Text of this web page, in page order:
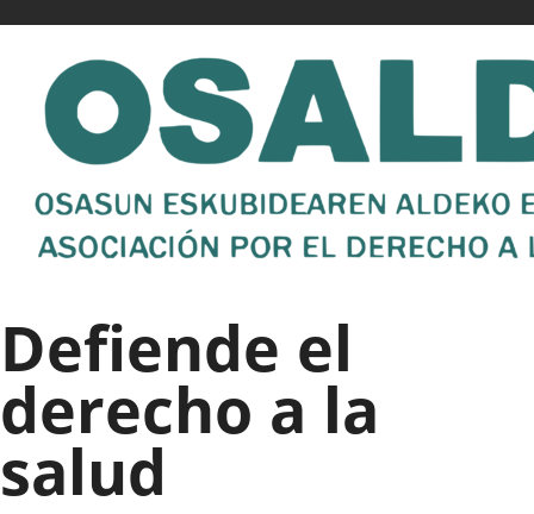
Defiende el
derecho a la
salud